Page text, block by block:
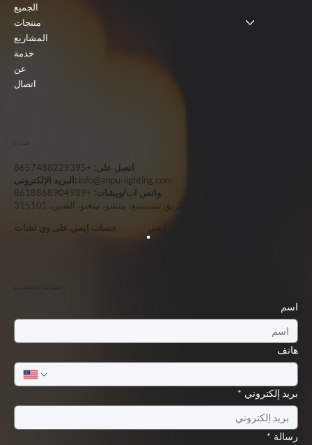
اسم
هاتف
بريد إلكتروني *
رسالة *
اتصل على: +8657488229395
البريد الإلكتروني: info@anpu-lighting.com
واتس اب/ويشات: +8618868904989
حساب إيمي على وي تشات
واتساب إيمي
الجميع
منتجات
المشاريع
خدمة
عن
اتصال